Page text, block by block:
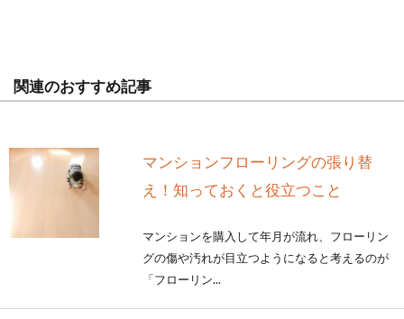
関連のおすすめ記事
マンションフローリングの張り替
え！知っておくと役立つこと
マンションを購入して年月が流れ、フローリン
グの傷や汚れが目立つようになると考えるのが
「フローリン...